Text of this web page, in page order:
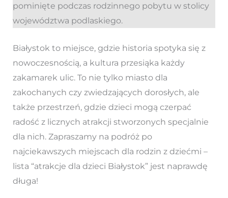
pominięte podczas rodzinnego pobytu w stolicy
województwa podlaskiego.
Białystok to miejsce, gdzie historia spotyka się z
nowoczesnością, a kultura przesiąka każdy
zakamarek ulic. To nie tylko miasto dla
zakochanych czy zwiedzających dorosłych, ale
także przestrzeń, gdzie dzieci mogą czerpać
radość z licznych atrakcji stworzonych specjalnie
dla nich. Zapraszamy na podróż po
najciekawszych miejscach dla rodzin z dziećmi –
lista “atrakcje dla dzieci Białystok” jest naprawdę
długa!